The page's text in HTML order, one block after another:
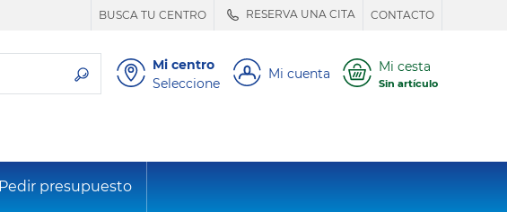
BUSCA TU CENTRO RESERVA UNA CITA CONTACTO
Mi centro
Seleccione
Mi cuenta Mi cesta
Sin artículo
Pedir presupuesto